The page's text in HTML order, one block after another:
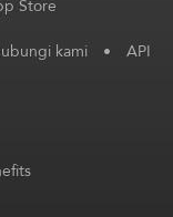
kami • API